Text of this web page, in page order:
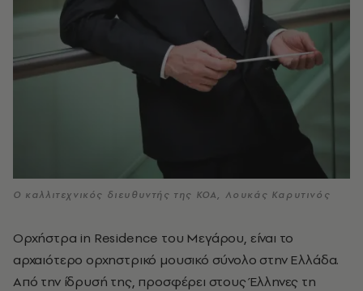
Ο καλλιτεχνικός διευθυντής της ΚΟΑ, Λουκάς Καρυτινός
Ορχήστρα in Residence του Μεγάρου, είναι το
αρχαιότερο ορχηστρικό μουσικό σύνολο στην Ελλάδα.
Από την ίδρυσή της, προσφέρει στους Έλληνες τη